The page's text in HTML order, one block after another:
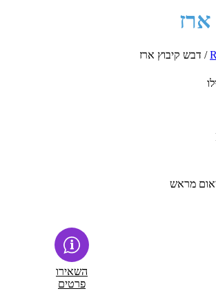
ארז
/ דבש קיבוץ ארז
מראש
השאירו
פרטים